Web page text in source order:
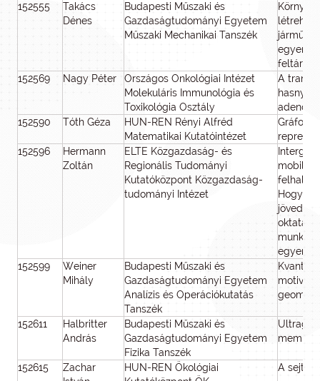
152555
Takács
Dénes
Budapesti Műszaki és
Gazdaságtudományi Egyetem
Műszaki Mechanikai Tanszék
152569
Nagy Péter
Országos Onkológiai Intézet
Molekuláris Immunológia és
Toxikológia Osztály
A
152590
Tóth Géza
HUN-REN Rényi Alfréd
Matematikai Kutatóintézet
Gráfok
152596
Hermann
Zoltán
ELTE Közgazdaság- és
Regionális Tudományi
Kutatóközpont Közgazdaság-
tudományi Intézet
Hogyan
oktatási,
152599
Weiner
Mihály
Budapesti Műszaki és
Gazdaságtudományi Egyetem
Analízis és Operációkutatás
Tanszék
152611
Halbritter
András
Budapesti Műszaki és
Gazdaságtudományi Egyetem
Fizika Tanszék
152615
Zachar
HUN-REN Ökológiai
A